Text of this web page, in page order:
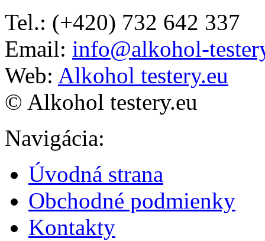
Tel.: (+420) 732 642 337
Email: info@alkohol-
Web: Alkohol testery.eu
© Alkohol testery.eu
Navigácia:
Úvodná strana
Obchodné podmienky
Kontakty